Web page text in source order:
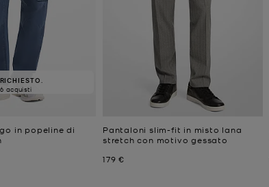
RICHIESTO.
6 acquisti
in popeline di
Pantaloni slim-fit in misto lana
stretch con motivo gessato
Prezzo attuale
179 €